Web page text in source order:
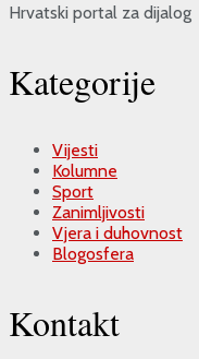
Hrvatski portal za dijalog
Kategorije
Vijesti
Kolumne
Sport
Zanimljivosti
Vjera i duhovnost
Blogosfera
Kontakt